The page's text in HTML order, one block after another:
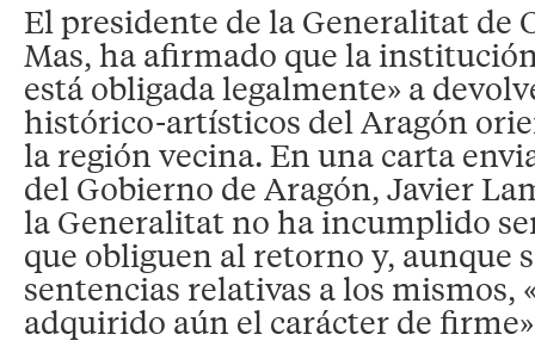
El presidente de la Generalitat de
Mas, ha afirmado que la
está obligada legalmente» a
histórico-artísticos del Aragón
la región vecina. En una carta
del Gobierno de Aragón, Javier
la Generalitat no ha incumplido
que obliguen al retorno y, aunque
sentencias relativas a los mismos,
adquirido aún el carácter de